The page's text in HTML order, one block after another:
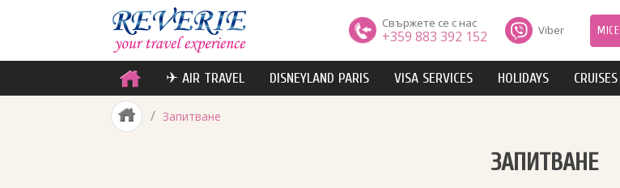
Свържете се с нас
+359 883 392 152 Viber MICE
✈ AIR TRAVEL DISNEYLAND PARIS VISA SERVICES HOLIDAYS CRUISES
/ Запитване
ЗАПИТВАНЕ